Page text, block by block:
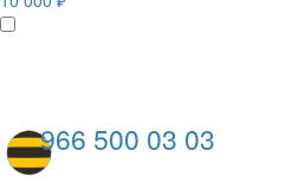
966 500 03 03